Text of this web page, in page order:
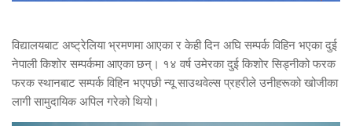
विद्यालयबाट अष्ट्रेलिया भ्रमणमा आएका र केही दिन अघि सम्पर्क विहिन भएका दुई
नेपाली किशोर सम्पर्कमा आएका छन्। १४ वर्ष उमेरका दुई किशोर सिड्नीको फरक
फरक स्थानबाट सम्पर्क विहिन भएपछी न्यू साउथवेल्स प्रहरीले उनीहरूको खोजीका
लागी सामुदायिक अपिल गरेको थियो।